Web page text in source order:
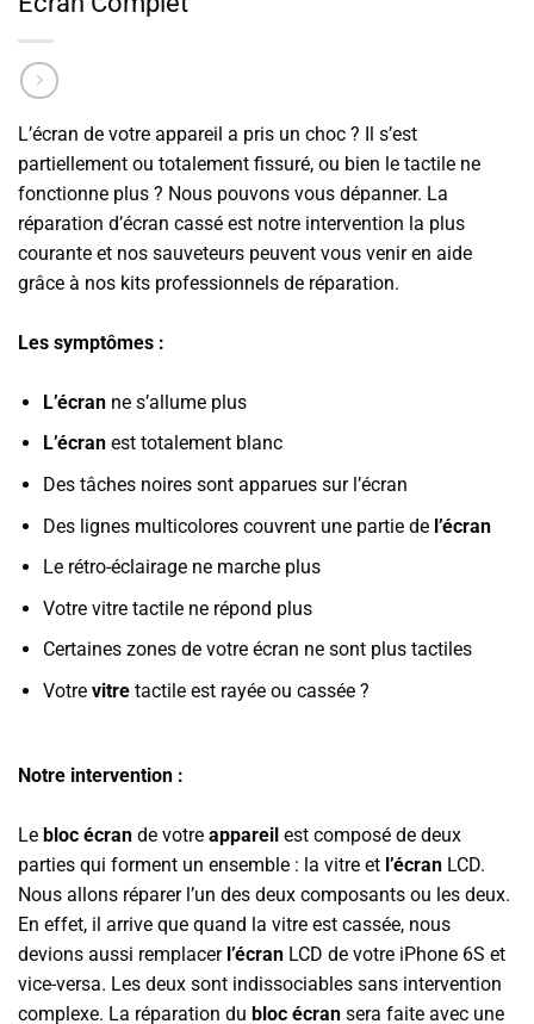
L’écran de votre appareil a pris un choc ? Il s’est
partiellement ou totalement fissuré, ou bien le tactile ne
fonctionne plus ? Nous pouvons vous dépanner. La
réparation d’écran cassé est notre intervention la plus
courante et nos sauveteurs peuvent vous venir en aide
grâce à nos kits professionnels de réparation.
Les symptômes :
L’écranne s’allume plus
L’écranest totalement blanc
Des tâches noires sont apparues sur l’écran
Des lignes multicolores couvrent une partie de l’écran
Le rétro-éclairage ne marche plus
Votre vitre tactile ne répond plus
Certaines zones de votre écran ne sont plus tactiles
Votre vitretactile est rayée ou cassée ?
Notre intervention :
Le bloc écran de votre appareil est composé de deux
parties qui forment un ensemble : la vitre et l’écran LCD.
Nous allons réparer l’un des deux composants ou les deux.
En effet, il arrive que quand la vitre est cassée, nous
devions aussi remplacer l’écran LCD de votre iPhone 6S et
vice-versa. Les deux sont indissociables sans intervention
complexe. La réparation du bloc écran sera faite avec une